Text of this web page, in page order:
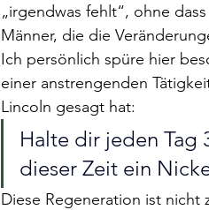
„irgendwas fehlt“, ohne
Männer, die die
Ich persönlich spüre hier
einer anstrengenden
Lincoln gesagt hat:
Halte dir jeden Tag
dieser Zeit ein
Diese Regeneration ist nicht